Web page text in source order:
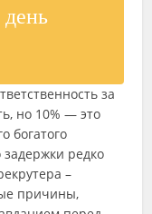
за
но 10% — это
богатого
редко
–
причины,